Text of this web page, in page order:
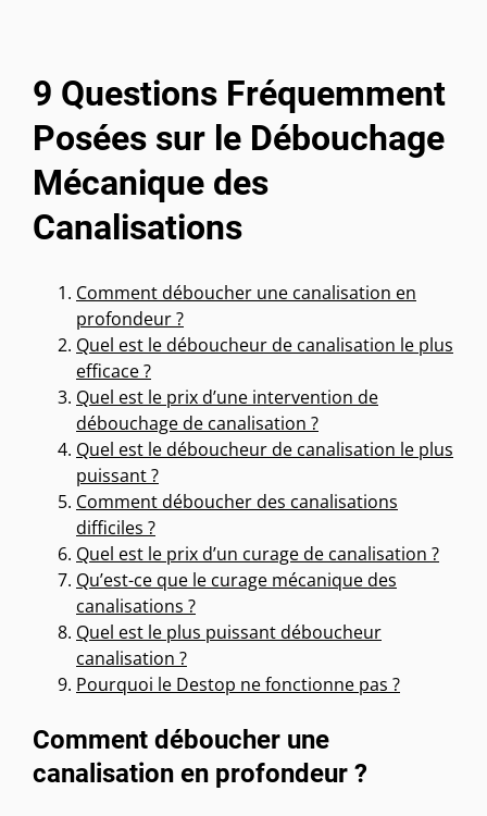
9 Questions Fréquemment
Posées sur le Débouchage
Mécanique des
Canalisations
Comment déboucher une canalisation en
profondeur ?
Quel est le déboucheur de canalisation le plus
efficace ?
Quel est le prix d’une intervention de
débouchage de canalisation ?
Quel est le déboucheur de canalisation le plus
puissant ?
Comment déboucher des canalisations
difficiles ?
Quel est le prix d’un curage de canalisation ?
Qu’est-ce que le curage mécanique des
canalisations ?
Quel est le plus puissant déboucheur
canalisation ?
Pourquoi le Destop ne fonctionne pas ?
Comment déboucher une
canalisation en profondeur ?